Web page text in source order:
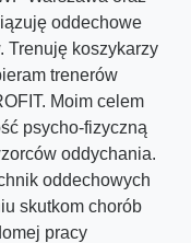
oddechowe
Trenuję koszykarzy
trenerów
Moim celem
psycho-fizyczną
oddychania.
oddechowych
skutkom chorób
pracy